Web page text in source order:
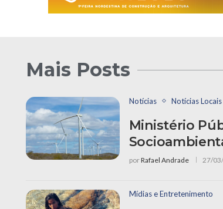
Mais Posts
Notícias Notícias Locais
Ministério
porRafael Andrade 27/
Mídias e Entretenimento